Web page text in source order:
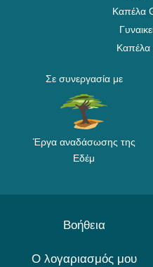
Καπέλα
Καπέλα
Σε συνεργασία με
Έργα αναδάσωσης της
Εδέμ
Βοήθεια
Ο λογαριασμός μου